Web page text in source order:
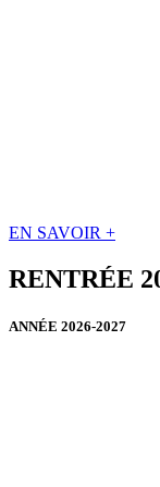
EN SAVOIR +
RENTRÉE
ANNÉE 2026-2027